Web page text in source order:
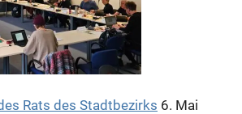
Rats des Stadtbezirks 6. Mai